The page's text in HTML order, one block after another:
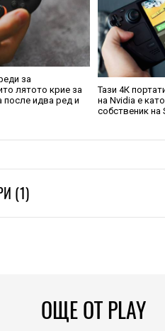
за
лятото крие за
после идва ред и
Тази 4К
на Nvidia е
собственик на
(1)
ОЩЕ ОТ PLAY